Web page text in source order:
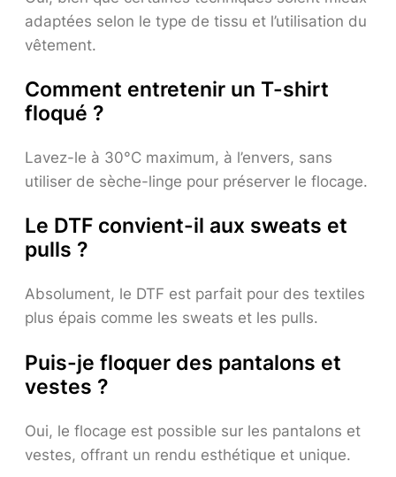
adaptées selon le type de tissu et l’utilisation du
vêtement.
Comment entretenir un T-shirt
floqué ?
Lavez-le à 30°C maximum, à l’envers, sans
utiliser de sèche-linge pour préserver le flocage.
Le DTF convient-il aux sweats et
pulls ?
Absolument, le DTF est parfait pour des textiles
plus épais comme les sweats et les pulls.
Puis-je floquer des pantalons et
vestes ?
Oui, le flocage est possible sur les pantalons et
vestes, offrant un rendu esthétique et unique.